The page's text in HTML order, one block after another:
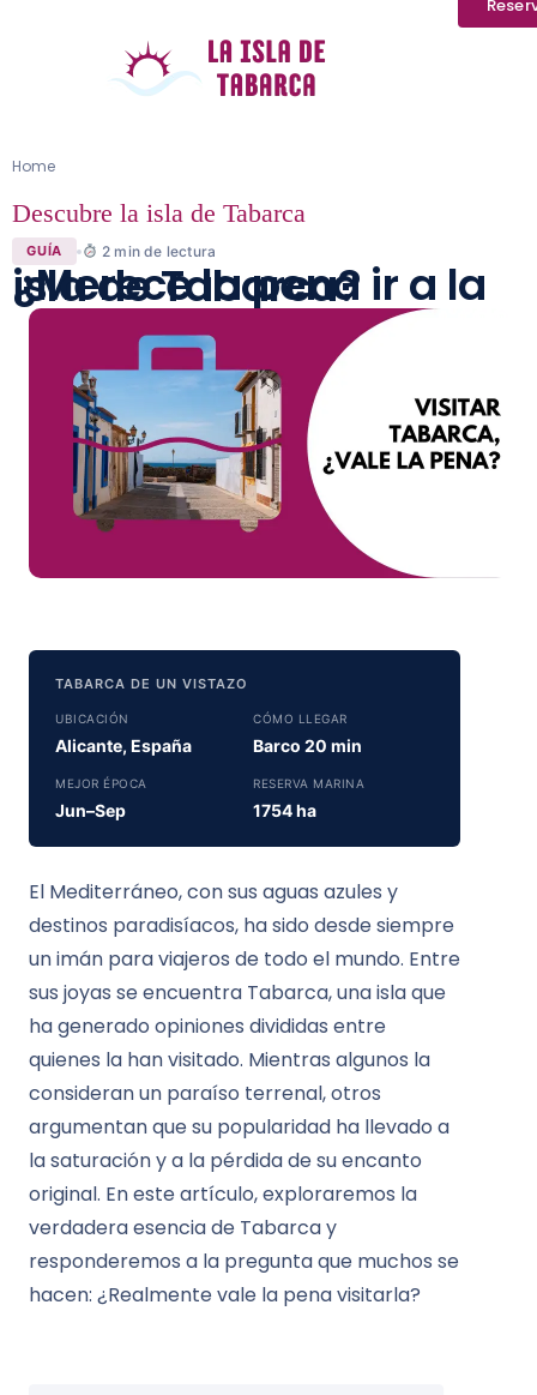
Home
Descubre la isla de Tabarca
GUÍA 2 min de lectura
¿Merece la pena ir a la isla de Tabarca?
TABARCA DE UN VISTAZO
UBICACIÓN
Alicante, España
CÓMO LLEGAR
Barco 20 min
MEJOR ÉPOCA
Jun–Sep
RESERVA MARINA
1754 ha
El Mediterráneo, con sus aguas azules y
destinos paradisíacos, ha sido desde siempre
un imán para viajeros de todo el mundo. Entre
sus joyas se encuentra Tabarca, una isla que
ha generado opiniones divididas entre
quienes la han visitado. Mientras algunos la
consideran un paraíso terrenal, otros
argumentan que su popularidad ha llevado a
la saturación y a la pérdida de su encanto
original. En este artículo, exploraremos la
verdadera esencia de Tabarca y
responderemos a la pregunta que muchos se
hacen: ¿Realmente vale la pena visitarla?